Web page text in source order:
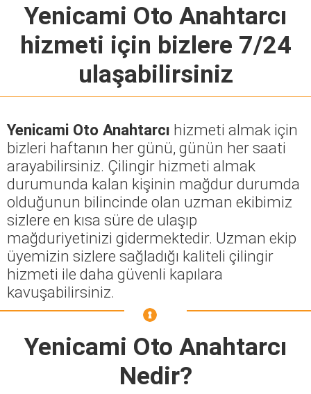
Yenicami Oto Anahtarcı
hizmeti için bizlere 7/24
ulaşabilirsiniz
Yenicami Oto Anahtarcı hizmeti almak için
bizleri haftanın her günü, günün her saati
arayabilirsiniz. Çilingir hizmeti almak
durumunda kalan kişinin mağdur durumda
olduğunun bilincinde olan uzman ekibimiz
sizlere en kısa süre de ulaşıp
mağduriyetinizi gidermektedir. Uzman ekip
üyemizin sizlere sağladığı kaliteli çilingir
hizmeti ile daha güvenli kapılara
kavuşabilirsiniz.
Yenicami Oto Anahtarcı
Nedir?